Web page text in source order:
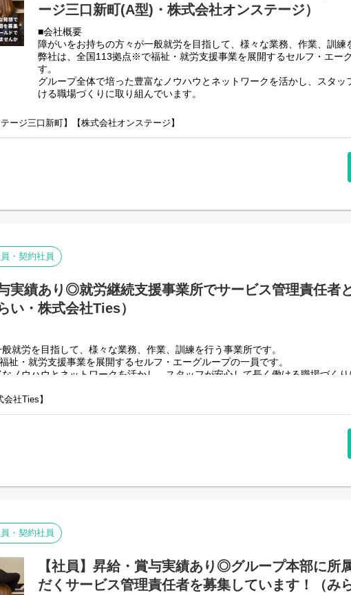
弊社グループのサービス管理責任者の業務内容は他社さんと比べて働き
負荷を減らす工夫をしております。
・支援費請求は行いません。代理請求を導入していますので利用記録の
・個別支援計画、ケース記録を含めた必要な様々な書類は管理システム
PC１つで管理できる体制となっています。
・行政への変更届等の提出書類のサポートも会社として行っているので
正直できるか自信のない方でも安心して働ける環境が整っています。
ージ三口新町(A型)・株式会社オンステージ）
■会社概要
障がいをお持ちの方々が一般就労を目指して、様々な業務、作業、訓練
弊社は、全国113拠点※で福祉・就労支援事業を展開するセルフ・エー
す。
グループ全体で培った豊富なノウハウとネットワークを活かし、スタッ
ける職場づくりに取り組んでいます。
弊社グループでは主に以下のパターンの事業所を全国に展開をさせて頂
【就労継続支援A型事業所】
⇒障がい者の方々とは非雇用型で内職などの作業を中心にA型や一般就
こちらの求人は事業所配置ではなく、グループ本部に所属して働いてい
責任者を募集しています。
本部に所属して直営店事業所や加盟店事業所のSVを担って頂きます。
出張が多くなりますので待遇も高くなっております。
また直営店事業所でサビ管の欠員が出た場合は一定期間現場へフォロー
直営店事業所、加盟店事業所のSV業務/就労施設でのサービス管理責任者
・個別支援計画の作成一式。（弊社システムを使用して作成していきま
・相談員、事業所支援員との会議、連絡等。
・その他、付随する業務
弊社グループのサービス管理責任者の業務内容は他社さんと比べて働き
が、正直できるか自信のない方でも安心して働ける環境が整っています。
ージ三口新町】【株式会社オンステージ】
・契約社員
実績あり◎就労継続支援事業所でサービス管理責任者
い・株式会社Ties）
就労を目指して、様々な業務、作業、訓練を行う事業所です。
・就労支援事業を展開するセルフ・エーグループの一員です。
ノウハウとネットワークを活かし、スタッフが安心して長く働ける職場づくり
ーンの事業所を全国に展開をさせて頂いております。
型で内職などの作業を中心にA型や一般就労を目指す、または高い工賃を目指
ながら目標などを一緒に立てて一般就労までのお手伝いをして頂く、サービ
任者の業務。
（弊社システムを使用して作成していきます。）
関係機関との連絡調整。
の会議、連絡等。
社Ties】
・契約社員
【社員】昇給・賞与実績あり◎グループ本部に所
だくサービス管理責任者を募集しています！（み